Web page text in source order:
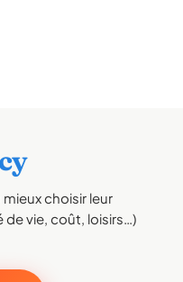
choisir leur
de vie, coût, loisirs…)